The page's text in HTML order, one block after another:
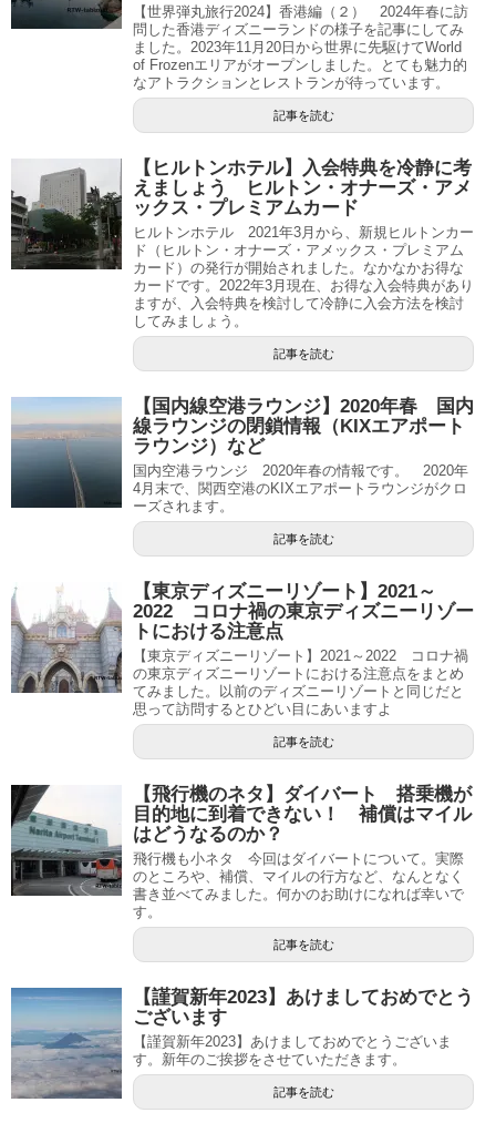
【世界弾丸旅行2024】香港編（２） 2024年春に訪
問した香港ディズニーランドの様子を記事にしてみ
ました。2023年11月20日から世界に先駆けてWorld
of Frozenエリアがオープンしました。とても魅力的
なアトラクションとレストランが待っています。
記事を読む
【ヒルトンホテル】入会特典を冷静に考
えましょう ヒルトン・オナーズ・アメ
ックス・プレミアムカード
ヒルトンホテル 2021年3月から、新規ヒルトンカー
ド（ヒルトン・オナーズ・アメックス・プレミアム
カード）の発行が開始されました。なかなかお得な
カードです。2022年3月現在、お得な入会特典があり
ますが、入会特典を検討して冷静に入会方法を検討
してみましょう。
記事を読む
【国内線空港ラウンジ】2020年春 国内
線ラウンジの閉鎖情報（KIXエアポート
ラウンジ）など
国内空港ラウンジ 2020年春の情報です。 2020年
4月末で、関西空港のKIXエアポートラウンジがクロ
ーズされます。
記事を読む
【東京ディズニーリゾート】2021～
2022 コロナ禍の東京ディズニーリゾー
トにおける注意点
【東京ディズニーリゾート】2021～2022 コロナ禍
の東京ディズニーリゾートにおける注意点をまとめ
てみました。以前のディズニーリゾートと同じだと
思って訪問するとひどい目にあいますよ
記事を読む
【飛行機のネタ】ダイバート 搭乗機が
目的地に到着できない！ 補償はマイル
はどうなるのか？
飛行機も小ネタ 今回はダイバートについて。実際
のところや、補償、マイルの行方など、なんとなく
書き並べてみました。何かのお助けになれば幸いで
す。
記事を読む
【謹賀新年2023】あけましておめでとう
ございます
【謹賀新年2023】あけましておめでとうございま
す。新年のご挨拶をさせていただきます。
記事を読む